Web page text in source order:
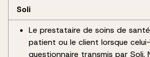
Soli
Le prestataire de soins de
patient ou le client lorsque
questionnaire transmis par Soli.